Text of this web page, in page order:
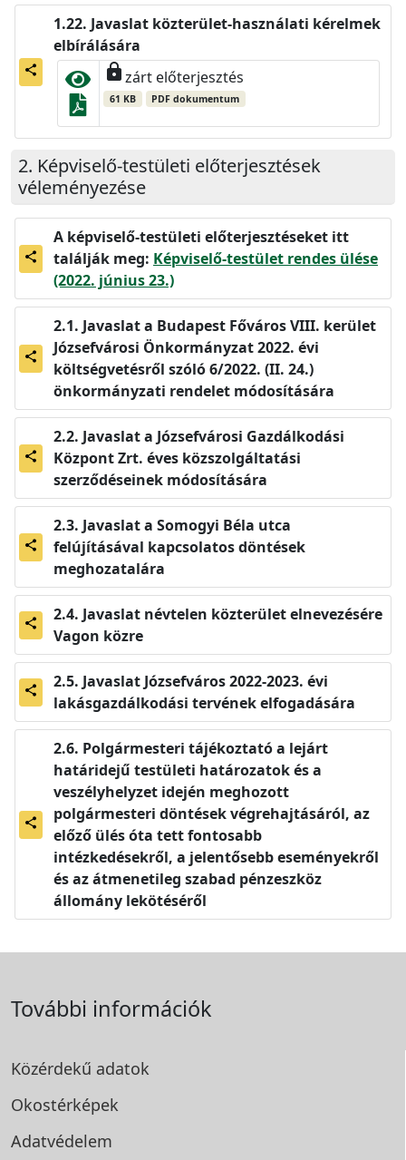
share
Javaslat közterület-használati kérelmek
elbírálására
lockzárt előterjesztés
61 KB PDF dokumentum
Képviselő-testületi előterjesztések
véleményezése
share
A képviselő-testületi előterjesztéseket itt
találják meg: Képviselő-testület rendes ülése
(2022. június 23.)
share
Javaslat a Budapest Főváros VIII. kerület
Józsefvárosi Önkormányzat 2022. évi
költségvetésről szóló 6/2022. (II. 24.)
önkormányzati rendelet módosítására
share
Javaslat a Józsefvárosi Gazdálkodási
Központ Zrt. éves közszolgáltatási
szerződéseinek módosítására
share
Javaslat a Somogyi Béla utca
felújításával kapcsolatos döntések
meghozatalára
share
Javaslat névtelen közterület elnevezésére
Vagon közre
share
Javaslat Józsefváros 2022-2023. évi
lakásgazdálkodási tervének elfogadására
share
Polgármesteri tájékoztató a lejárt
határidejű testületi határozatok és a
veszélyhelyzet idején meghozott
polgármesteri döntések végrehajtásáról, az
előző ülés óta tett fontosabb
intézkedésekről, a jelentősebb eseményekről
és az átmenetileg szabad pénzeszköz
állomány lekötéséről
További információk
Közérdekű adatok
Okostérképek
Adatvédelem